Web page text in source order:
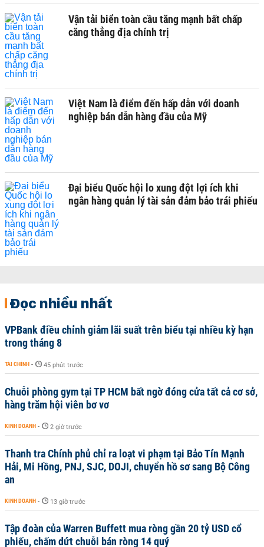
Vận tải biển toàn cầu tăng mạnh bất chấp
căng thẳng địa chính trị
Việt Nam là điểm đến hấp dẫn với doanh
nghiệp bán dẫn hàng đầu của Mỹ
Đại biểu Quốc hội lo xung đột lợi ích khi
ngân hàng quản lý tài sản đảm bảo trái phiếu
Đọc nhiều nhất
VPBank điều chỉnh giảm lãi suất trên biểu tại nhiều kỳ hạn
trong tháng 8
TÀI CHÍNH - 45 phút trước
Chuỗi phòng gym tại TP HCM bất ngờ đóng cửa tất cả cơ sở,
hàng trăm hội viên bơ vơ
KINH DOANH - 2 giờ trước
Thanh tra Chính phủ chỉ ra loạt vi phạm tại Bảo Tín Mạnh
Hải, Mi Hồng, PNJ, SJC, DOJI, chuyển hồ sơ sang Bộ Công
an
KINH DOANH - 13 giờ trước
Tập đoàn của Warren Buffett mua ròng gần 20 tỷ USD cổ
phiếu, chấm dứt chuỗi bán ròng 14 quý